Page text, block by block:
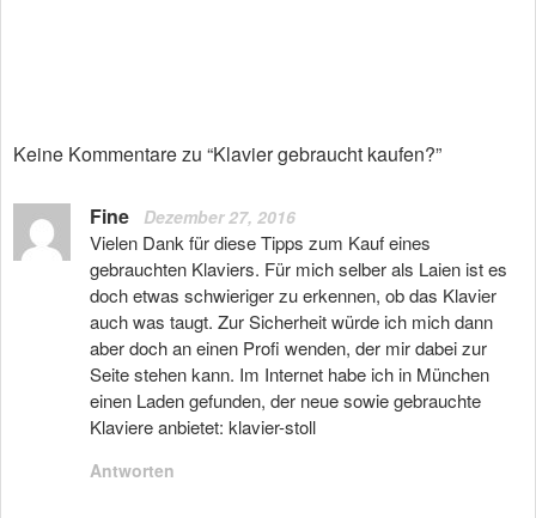
Keine Kommentare zu “Klavier gebraucht kaufen?”
Fine Dezember 27, 2016
Vielen Dank für diese Tipps zum Kauf eines
gebrauchten Klaviers. Für mich selber als Laien ist es
doch etwas schwieriger zu erkennen, ob das Klavier
auch was taugt. Zur Sicherheit würde ich mich dann
aber doch an einen Profi wenden, der mir dabei zur
Seite stehen kann. Im Internet habe ich in München
einen Laden gefunden, der neue sowie gebrauchte
Klaviere anbietet: klavier-stoll
Antworten